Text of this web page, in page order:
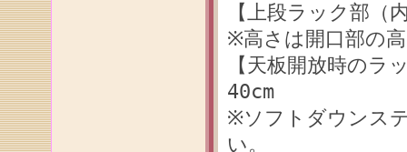
【上段ラック部（
※高さは開口部の
【天板開放時のラ
40cm
※ソフトダウンス
い。